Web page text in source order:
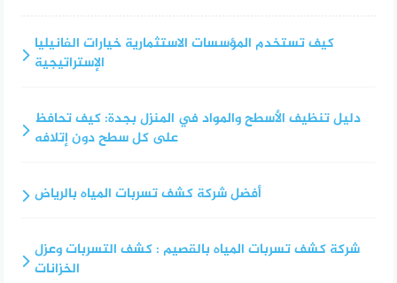
كيف تستخدم المؤسسات الاستثمارية خيارات الفانيليا
الإستراتيجية
دليل تنظيف الأسطح والمواد في المنزل بجدة: كيف تحافظ
على كل سطح دون إتلافه
أفضل شركة كشف تسربات المياه بالرياض
شركة كشف تسربات المياه بالقصيم : كشف التسربات وعزل
الخزانات